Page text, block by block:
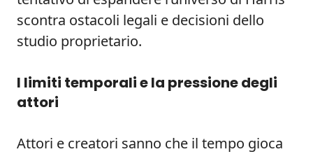
scontra ostacoli legali e decisioni dello
studio proprietario.
I limiti temporali e la pressione degli
attori
Attori e creatori sanno che il tempo gioca